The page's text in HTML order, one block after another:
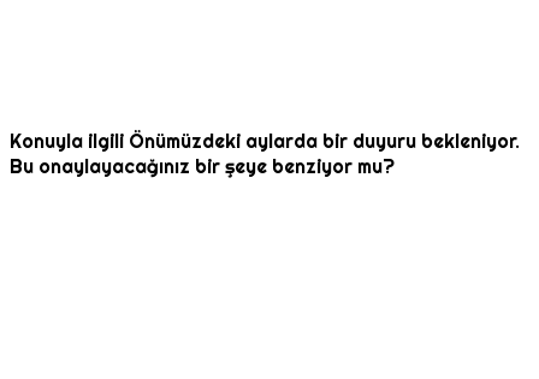
Konuyla ilgili Önümüzdeki aylarda bir duyuru bekleniyor.
Bu onaylayacağınız bir şeye benziyor mu?